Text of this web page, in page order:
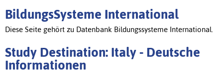
BildungsSysteme International
Diese Seite gehört zu Datenbank Bildungssysteme International.
Study Destination: Italy - Deutsche
Informationen